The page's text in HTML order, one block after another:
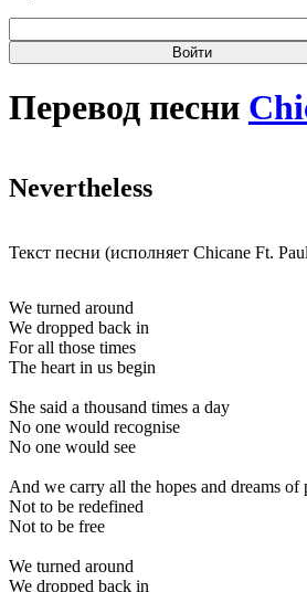
Перевод песни
Nevertheless
Текст песни (исполняет Chicane Ft.
We turned around
We dropped back in
For all those times
The heart in us begin
She said a thousand times a day
No one would recognise
No one would see
And we carry all the hopes and dreams of
Not to be redefined
Not to be free
We turned around
We dropped back in